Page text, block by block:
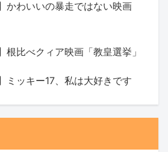
かわいいの暴走ではない映画
根比べクィア映画「教皇選挙」
ミッキー17、私は大好きです